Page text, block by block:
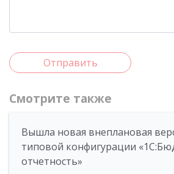
Отправить
Смотрите также
Вышла новая внеплановая
типовой конфигурации
отчетность»